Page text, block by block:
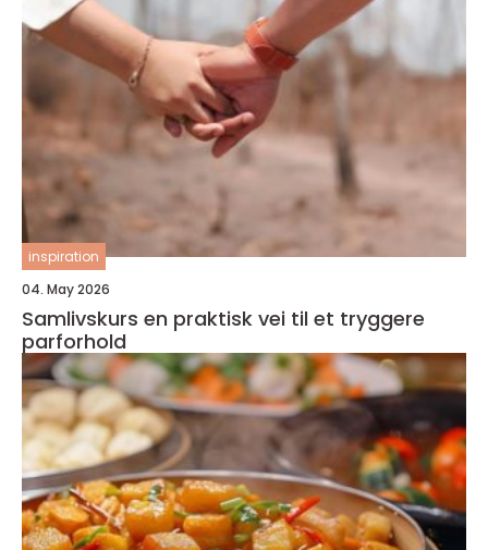
inspiration
04. May 2026
Samlivskurs en praktisk vei til et tryggere
parforhold